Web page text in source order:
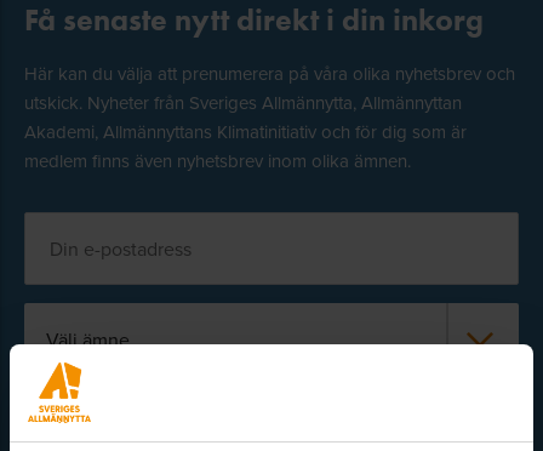
Få senaste nytt direkt i din inkorg
Här kan du välja att prenumerera på våra olika nyhetsbrev och
utskick. Nyheter från Sveriges Allmännytta, Allmännyttan
Akademi, Allmännyttans Klimatinitiativ och för dig som är
medlem finns även nyhetsbrev inom olika ämnen.
Välj ämne